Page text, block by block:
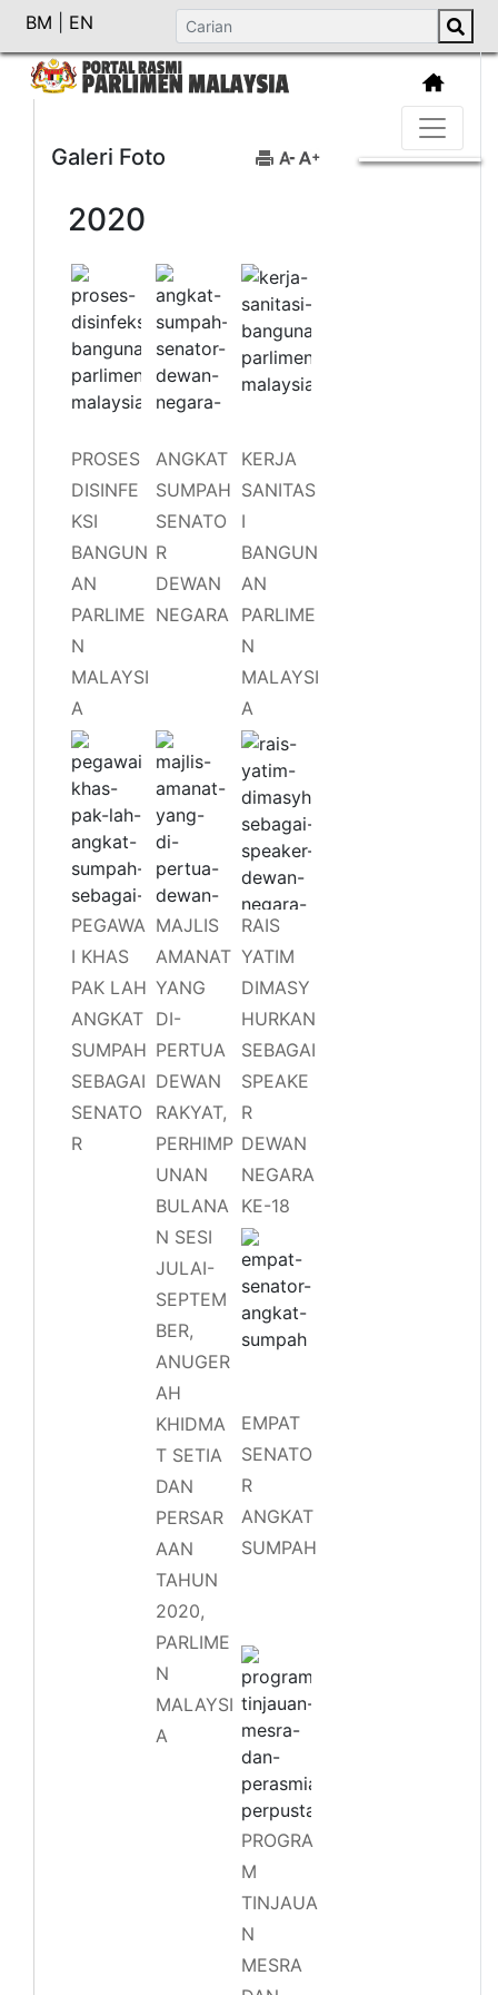
BM EN
Galeri Foto
2020
PROSES
DISINFE
KSI
BANGUN
AN
PARLIME
N
MALAYSI
A
ANGKAT
SUMPAH
SENATO
R
DEWAN
NEGARA
KERJA
SANITAS
I
BANGUN
AN
PARLIME
N
MALAYSI
A
PEGAWA
I KHAS
PAK LAH
ANGKAT
SUMPAH
SEBAGAI
SENATO
R
MAJLIS
AMANAT
YANG
DI-
PERTUA
DEWAN
RAKYAT,
PERHIMP
UNAN
BULANA
N SESI
JULAI-
SEPTEM
BER,
ANUGER
AH
KHIDMA
T SETIA
DAN
PERSAR
AAN
TAHUN
2020,
PARLIME
N
MALAYSI
A
RAIS
YATIM
DIMASY
HURKAN
SEBAGAI
SPEAKE
R
DEWAN
NEGARA
KE-18
EMPAT
SENATO
R
ANGKAT
SUMPAH
PROGRA
M
TINJAUA
N
MESRA